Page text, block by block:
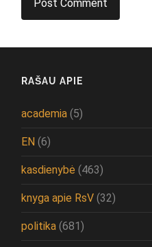
RAŠAU APIE
academia (5)
EN (6)
kasdienybė (463)
knyga apie RsV (32)
politika (681)